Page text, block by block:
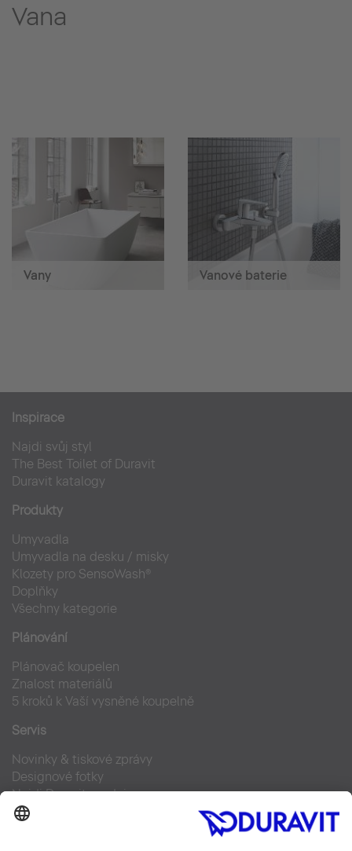
Vana
Vany Vanové baterie
Inspirace
Najdi svůj styl
The Best Toilet of Duravit
Duravit katalogy
Produkty
Umyvadla
Umyvadla na desku / misky
Klozety pro SensoWash®
Doplňky
Všechny kategorie
Plánování
Plánovač koupelen
Znalost materiálů
5 kroků k Vaší vysněné koupelně
Servis
Novinky & tiskové zprávy
Designové fotky
Najdi Duravit prodejce
Často kladené otázky